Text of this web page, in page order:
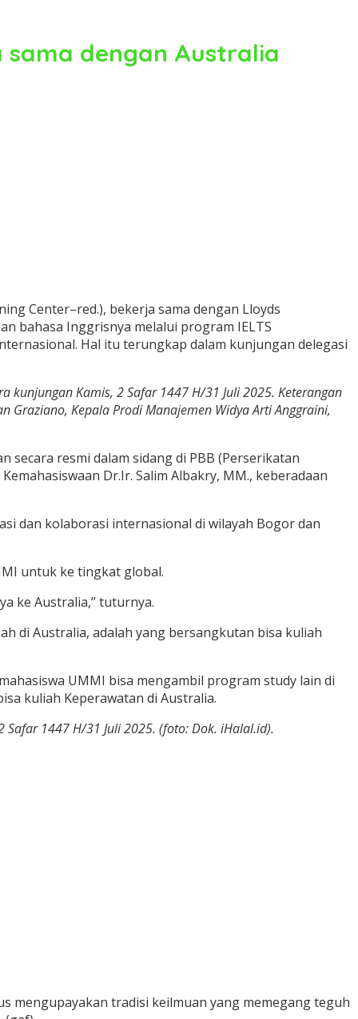
sama dengan Australia
Center–red.), bekerja sama dengan Lloyds
bahasa Inggrisnya melalui program IELTS
Hal itu terungkap dalam kunjungan delegasi
kunjungan Kamis, 2 Safar 1447 H/31 Juli 2025. Keterangan
Graziano, Kepala Prodi Manajemen Widya Arti Anggraini,
secara resmi dalam sidang di PBB (Perserikatan
Dr.Ir. Salim Albakry, MM., keberadaan
dan kolaborasi internasional di wilayah Bogor dan
untuk ke tingkat global.
ke Australia,” tuturnya.
di Australia, adalah yang bersangkutan bisa kuliah
UMMI bisa mengambil program study lain di
kuliah Keperawatan di Australia.
1447 H/31 Juli 2025. (foto: Dok. iHalal.id).
mengupayakan tradisi keilmuan yang memegang teguh